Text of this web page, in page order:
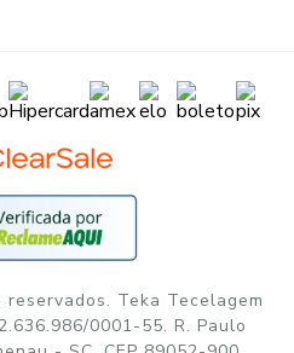
Teka Tecelagem
0001-55. R. Paulo